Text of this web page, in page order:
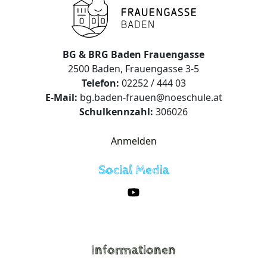
BG & BRG Baden Frauengasse
2500 Baden, Frauengasse 3-5
Telefon: 02252 / 444 03
E-Mail: bg.baden-frauen@noeschule.at
Schulkennzahl: 306026
Anmelden
Social Media
Informationen